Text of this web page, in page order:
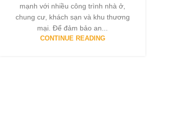
mạnh với nhiều công trình nhà ở,
chung cư, khách sạn và khu thương
mại. Để đảm bảo an...
CONTINUE READING